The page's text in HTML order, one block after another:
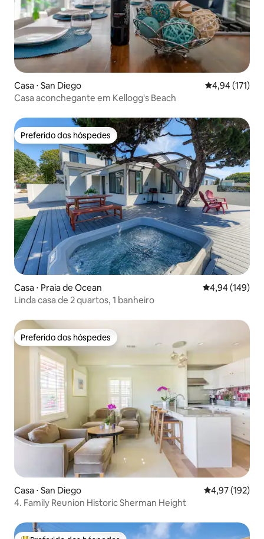
Casa ⋅ San Diego 4,94 de uma
4,94 (171)
Casa aconchegante em Kellogg's Beach
Preferido dos hóspedes
Preferido dos hóspedes
Casa ⋅ Praia de Ocean 4,94 de uma
4,94 (149)
Linda casa de 2 quartos, 1 banheiro
Preferido dos hóspedes
Preferido dos hóspedes
Casa ⋅ San Diego 4,97 de uma
4,97 (192)
4. Family Reunion Historic Sherman Height